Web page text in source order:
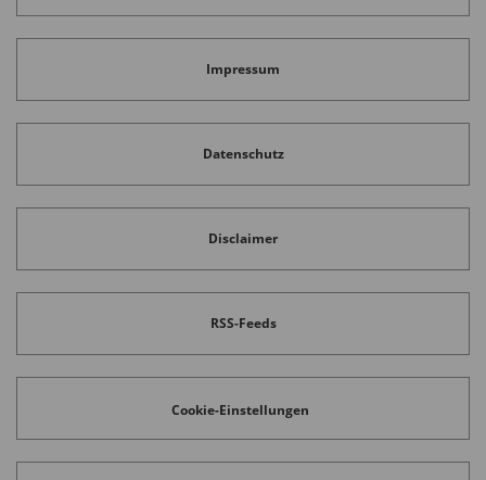
Impressum
Datenschutz
Disclaimer
RSS-Feeds
Cookie-Einstellungen